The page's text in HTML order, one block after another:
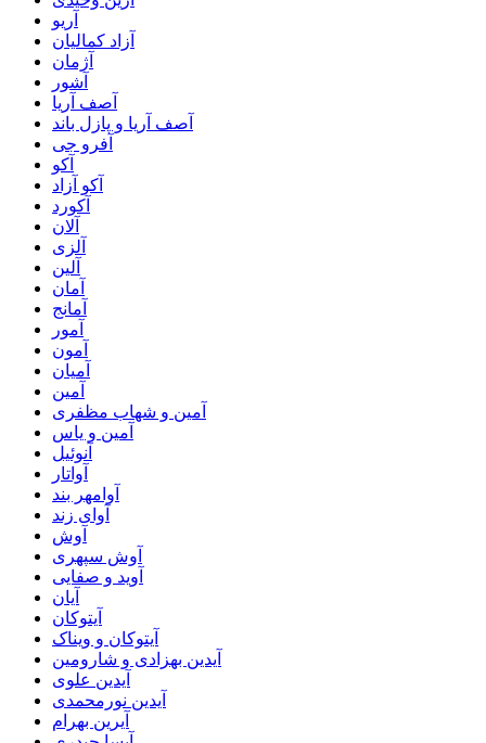
آریو
آزاد کمالیان
آژمان
آشور
آصف آریا
آصف آریا و پازل باند
آفرو جی
آکو
آکو آزاد
آکورد
آلان
آلزی
آلین
آمان
آمانج
آمور
آمون
آمیان
آمین
آمین و شهاب مظفری
آمین و یاس
آنوئیل
آواتار
آوامهر بند
آوای زند
آوش
آوش سپهری
آوید و صفایی
آیان
آیتوکان
آیتوکان و ویناک
آیدین بهزادی و شارومین
آیدین علوی
آیدین نورمحمدی
آیرین بهرام